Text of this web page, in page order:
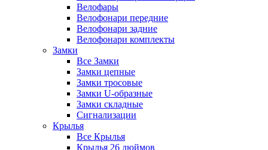
Велофары
Велофонари передние
Велофонари задние
Велофонари комплекты
Замки
Все Замки
Замки цепные
Замки тросовые
Замки U-образные
Замки складные
Сигнализации
Крылья
Все Крылья
Крылья 26 дюймов